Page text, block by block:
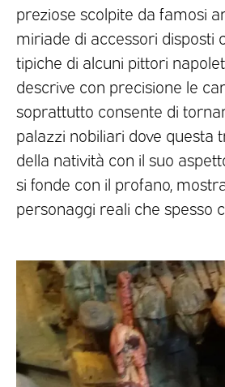
preziose scolpite da famosi
miriade di accessori
tipiche di alcuni pittori
descrive con precisione le
soprattutto consente di
palazzi nobiliari dove questa
della natività con il suo
si fonde con il profano,
personaggi reali che spesso